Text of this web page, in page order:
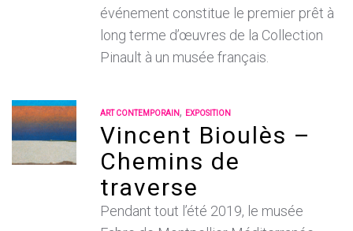
événement constitue le premier prêt à
long terme d’œuvres de la Collection
Pinault à un musée français.
ART CONTEMPORAIN , EXPOSITION
Vincent Bioulès –
Chemins de
traverse
Pendant tout l’été 2019, le musée